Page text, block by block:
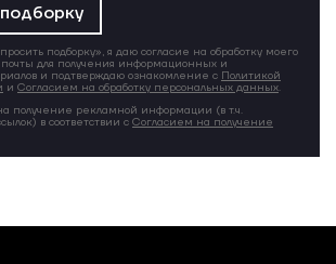
подборку», я даю согласие на обработку моего
для получения информационных и
и подтверждаю ознакомление с Политикой
и Согласием на обработку персональных данных.
получение рекламной информации (в т.ч.
в соответствии с Согласием на получение